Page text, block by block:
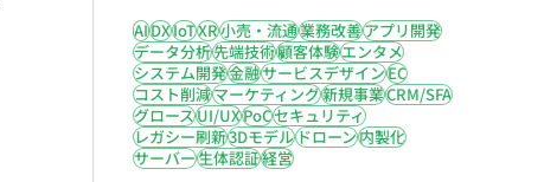
AIDXIoTXR小売・流通業務改善アプリ開発
データ分析先端技術顧客体験エンタメ
システム開発金融サービスデザインEC
コスト削減マーケティング新規事業CRM/SFA
グロースUI/UXPoCセキュリティ
レガシー刷新3Dモデルドローン内製化
サーバー生体認証経営